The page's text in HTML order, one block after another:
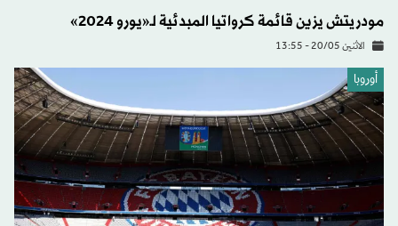
مودريتش يزين قائمة كرواتيا المبدئية لـ«يورو 2024»
الاثنين 20/05 - 13:55
أوروبا